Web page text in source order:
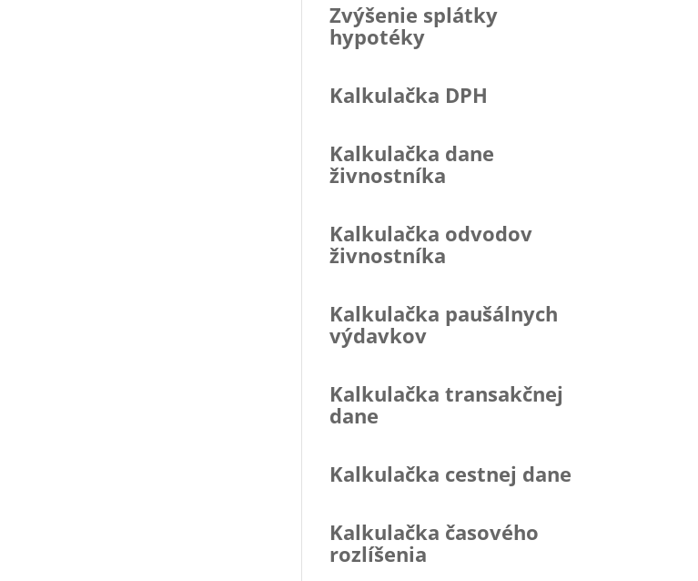
Zvýšenie splátky
hypotéky
Kalkulačka DPH
Kalkulačka dane
živnostníka
Kalkulačka odvodov
živnostníka
Kalkulačka paušálnych
výdavkov
Kalkulačka transakčnej
dane
Kalkulačka cestnej dane
Kalkulačka časového
rozlíšenia